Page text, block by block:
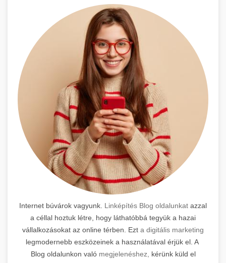
Internet búvárok vagyunk. Linképítés Blog oldalunkat azzal
a céllal hoztuk létre, hogy láthatóbbá tegyük a hazai
vállalkozásokat az online térben. Ezt a digitális marketing
legmodernebb eszközeinek a használatával érjük el. A
Blog oldalunkon való megjelenéshez,
kérünk küld el